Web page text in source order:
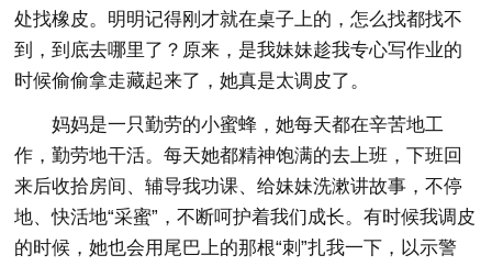
处找橡皮。明明记得刚才就在桌子上的，怎么找都找不
到，到底去哪里了？原来，是我妹妹趁我专心写作业的
时候偷偷拿走藏起来了，她真是太调皮了。
妈妈是一只勤劳的小蜜蜂，她每天都在辛苦地工
作，勤劳地干活。每天她都精神饱满的去上班，下班回
来后收拾房间、辅导我功课、给妹妹洗漱讲故事，不停
地、快活地“采蜜”，不断呵护着我们成长。有时候我调皮
的时候，她也会用尾巴上的那根“刺”扎我一下，以示警